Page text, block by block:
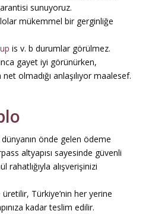
sunuyoruz.
mükemmel bir gerginliğe
is v. b durumlar görülmez.
gayet iyi görünürken,
olmadığı anlaşılıyor maalesef.
önde gelen ödeme
altyapısı sayesinde güvenli
alışverişinizi
Türkiye’nin her yerine
kadar teslim edilir.